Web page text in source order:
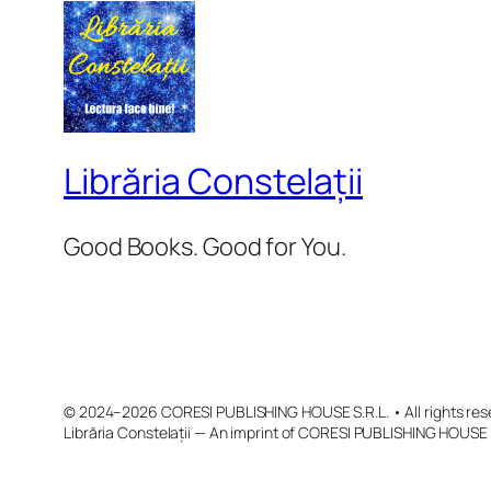
Librăria Constelații
Good Books. Good for You.
© 2024–2026 CORESI PUBLISHING HOUSE S.R.L. • All rights
Librăria Constelații — An imprint of CORESI PUBLISHING HOUSE